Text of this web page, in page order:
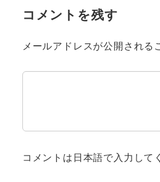
コメントを残す
メールアドレスが公開される
コメントは日本語で入力して